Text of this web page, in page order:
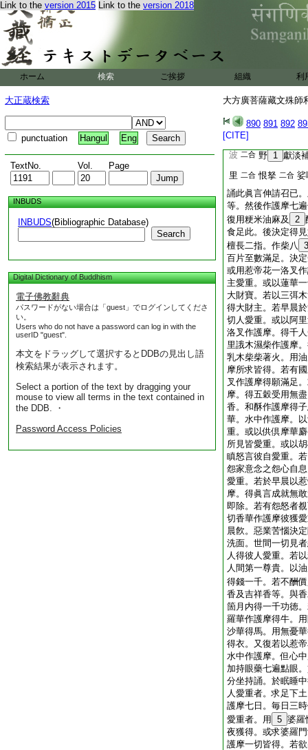
Link to the version 2015 Link to the version 2018
ホーム 検索 ご挨拶 組織 利
大正蔵検索
punctuation Hangul Eng
TextNo. Vol. Page
INBUDS
INBUDS(Bibliographic Database)
Search
Digital Dictionary of Buddhism
電子佛教辭典
パスワードがない場合は「guest」でログインしてくださ
い。
Users who do not have a password can log in with the
userID "guest".
本文をドラッグして選択するとDDBの見出し語
検索結果が表示されます。
Select a portion of the text by dragging your
mouse to view all terms in the text contained in
the DDB. ・
Password Access Policies
大方廣菩薩藏文殊
890 891 892
[CITE]
是作已然後爲所求
用尼倶陀樹濕柴著
請召火天。眞言曰
路呬哆叉禰呬捺
誦此眞言三遍。請
祥菩薩。眞言曰
8
嚩 二合
引
波 二合 野 1 獻淡
里 二合 恨拏 二合 娑
誦此眞言伸請召已
等。然後作護摩七
復用粳米油麻及
2
食足此。後決定得
檀長二指。作柴八 3
百片至數滿足。決
或用惹帝花一洛叉
主愛重。或以蓮華
大財寶。若以三弭
得大財主。若早晨
切人愛重。或以阿
洛叉作護摩。得千
里誐木濕柴作護摩
乳木柴柴著火。用
摩所求皆得。若有
叉作護摩得願滿足
摩。得五穀受用無
香。和酥作護摩得
華。水中作護摩。
重。或以供倶摩華
所見皆愛重。或以
瞋怒言彼自愛重。
怨家意念之怨心自
愛重。若於早晨以
摩。得眞言成就無
即除。若有怨怒者
切香華作護摩彼獲
晨飮。惡業苦惱決
洗面。世間一切見
人得彼人愛重。若
人間第一尊貴。以
得錢一千。若不酬
香及吉祥香等。與
箇月内得一千功徳
羅華作護摩得牛。
沙華得馬。用無憂
得衣。又復若以惹
水中作護摩。但心
加持眼藥七遍點眼
分坐持誦。於眠睡
人愛重者。求足下
護摩七日。毎日三
愛重者。用
5 婆羅
夜獲得。或求婆羅
護摩一切皆得。若